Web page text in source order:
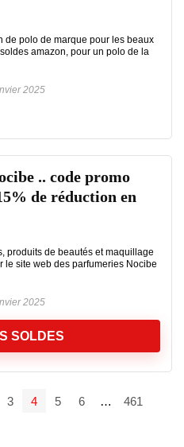
de polo de marque pour les beaux
amazon, pour un polo de la
2025
.. code promo
de réduction en
produits de beautés et maquillage
le site web des parfumeries Nocibe
2025
SOLDES
3 4 5 6 … 461